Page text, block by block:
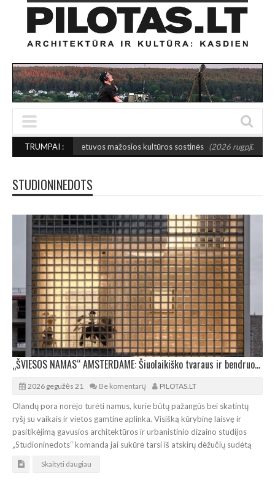
TRUMPAI :
2027-ųjų Lietuvos mažosios kultūros sostinės (2026 rugpjūčio 7)
STUDIONINEDOTS
„ŠVIESOS NAMAS“ AMSTERDAME: Šiuolaikiško tvaraus ir bendruomeniško gyvenimo modelis
2026 gegužės 21 Be komentarų PILOTAS.LT
Olandų pora norėjo turėti namus, kurie būtų pažangūs bei skatintų
ryšį su vaikais ir vietos gamtine aplinka. Visišką kūrybinę laisvę ir
pasitikėjimą gavusios architektūros ir urbanistinio dizaino studijos
„Studioninedots“ komanda jai sukūrė tarsi iš atskirų dėžučių sudėtą
Skaityti daugiau